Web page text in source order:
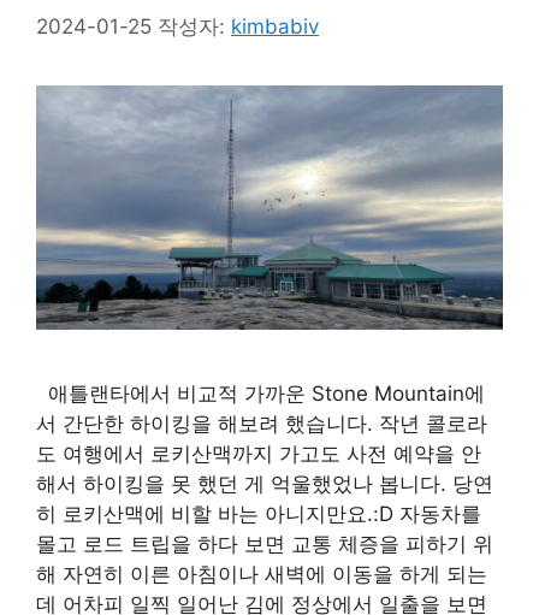
2024-01-25 작성자: kimbabiv
애틀랜타에서 비교적 가까운 Stone Mountain에
서 간단한 하이킹을 해보려 했습니다. 작년 콜로라
도 여행에서 로키산맥까지 가고도 사전 예약을 안
해서 하이킹을 못 했던 게 억울했었나 봅니다. 당연
히 로키산맥에 비할 바는 아니지만요.:D 자동차를
몰고 로드 트립을 하다 보면 교통 체증을 피하기 위
해 자연히 이른 아침이나 새벽에 이동을 하게 되는
데 어차피 일찍 일어난 김에 정상에서 일출을 보면